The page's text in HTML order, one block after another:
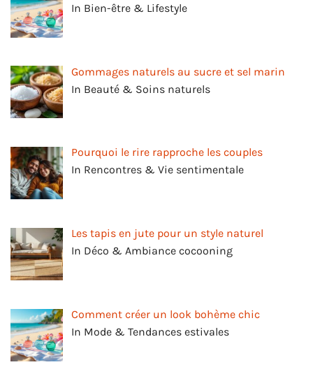
In Bien-être & Lifestyle
Gommages naturels au sucre et sel marin
In Beauté & Soins naturels
Pourquoi le rire rapproche les couples
In Rencontres & Vie sentimentale
Les tapis en jute pour un style naturel
In Déco & Ambiance cocooning
Comment créer un look bohème chic
In Mode & Tendances estivales